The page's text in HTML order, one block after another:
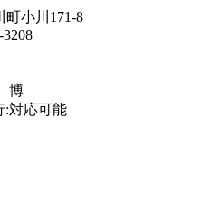
町小川171-8
博
:対応可能